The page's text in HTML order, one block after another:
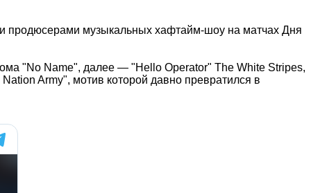
продюсерами музыкальных хафтайм-шоу на матчах Дня
"No Name", далее — "Hello Operator" The White Stripes,
Army", мотив которой давно превратился в